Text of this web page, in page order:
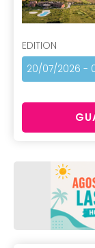
EDITION
20/07/2026 -